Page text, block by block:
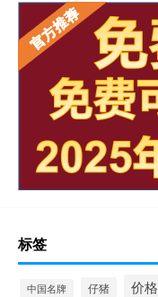
标签
中国名牌 仔猪 价格